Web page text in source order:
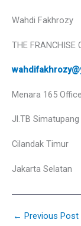
Wahdi Fakhrozy
THE FRANCHISE
Menara 165
Jl.TB Simatupang
Cilandak Timur
Jakarta Selatan
← Previous Post